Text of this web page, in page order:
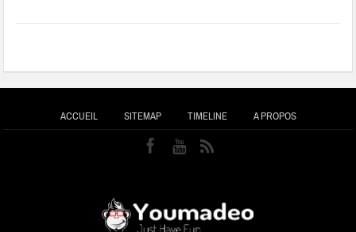
ACCUEIL SITEMAP TIMELINE A PROPOS